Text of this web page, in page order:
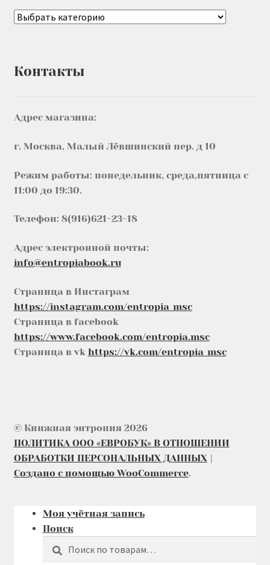
Контакты
Адрес магазина:
г. Москва, Малый Лёвшинский пер. д 10
Режим работы: понедельник, среда,пятница с
11:00 до 19:30.
Телефон: 8(916)621-23-18
Адрес электронной почты:
info@entropiabook.ru
Страница в Инстаграм
https://instagram.com/entropia_msc
Страница в facebook
https://www.facebook.com/entropia.msc
Страница в vk https://vk.com/entropia_msc
© Книжная энтропия 2026
ПОЛИТИКА ООО «ЕВРОБУК» В ОТНОШЕНИИ
ОБРАБОТКИ ПЕРСОНАЛЬНЫХ ДАННЫХ
Создано с помощью WooCommerce.
Моя учётная запись
Поиск